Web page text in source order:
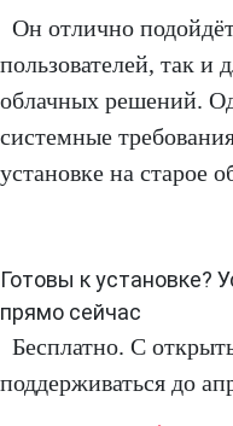
Он отлично
пользователей, так и
облачных решений.
системные
установке на старое
Готовы к установке?
прямо сейчас
Бесплатно. С
поддерживаться до